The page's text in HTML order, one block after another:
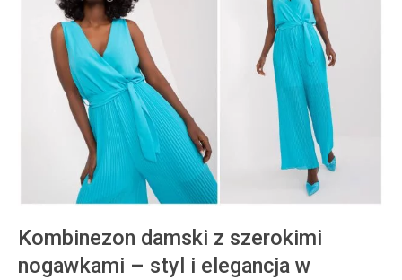
Kombinezon damski z szerokimi
nogawkami – styl i elegancja w